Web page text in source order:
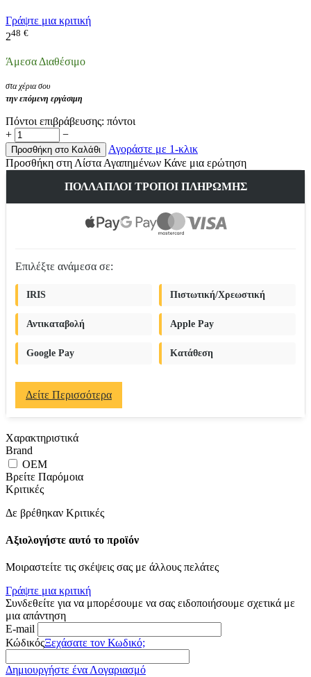
Γράψτε μια κριτική
248 €
Άμεσα Διαθέσιμο
στα χέρια σου
την επόμενη εργάσιμη
Πόντοι επιβράβευσης: πόντοι
+
−
Προσθήκη στο Καλάθι
Αγοράστε με 1-κλικ
Προσθήκη στη Λίστα Αγαπημένων Κάνε μια ερώτηση
ΠΟΛΛΑΠΛΟΊ ΤΡΌΠΟΙ ΠΛΗΡΩΜΉΣ
Επιλέξτε ανάμεσα σε:
IRIS Πιστωτική/Χρεωστική
Αντικαταβολή Apple Pay
Google Pay Κατάθεση
Δείτε Περισσότερα
Χαρακτηριστικά
Brand
OEM
Βρείτε Παρόμοια
Κριτικές
Δε βρέθηκαν Κριτικές
Αξιολογήστε αυτό το προϊόν
Μοιραστείτε τις σκέψεις σας με άλλους πελάτες
Γράψτε μια κριτική
Συνδεθείτε για να μπορέσουμε να σας ειδοποιήσουμε σχετικά με
μια απάντηση
E-mail
ΚώδικόςΞεχάσατε τον Κωδικό;
Δημιουργήστε ένα Λογαριασμό